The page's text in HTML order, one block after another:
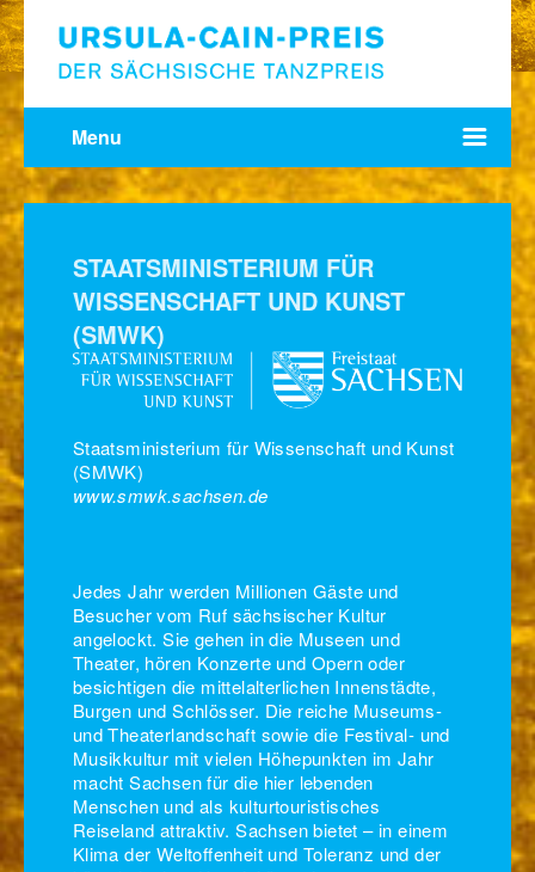
Menu
STAATSMINISTERIUM FÜR
WISSENSCHAFT UND KUNST
(SMWK)
Staatsministerium für Wissenschaft und Kunst
(SMWK)
www.smwk.sachsen.de
Jedes Jahr werden Millionen Gäste und
Besucher vom Ruf sächsischer Kultur
angelockt. Sie gehen in die Museen und
Theater, hören Konzerte und Opern oder
besichtigen die mittelalterlichen Innenstädte,
Burgen und Schlösser. Die reiche Museums-
und Theaterlandschaft sowie die Festival- und
Musikkultur mit vielen Höhepunkten im Jahr
macht Sachsen für die hier lebenden
Menschen und als kulturtouristisches
Reiseland attraktiv. Sachsen bietet – in einem
Klima der Weltoffenheit und Toleranz und der